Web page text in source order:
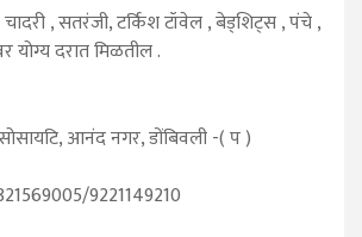
, सतरंजी, टर्किश टॉवेल , बेड्शिट्स , पंचे ,
दरात मिळतील .
आनंद नगर, डोंबिवली -( प )
9221149210